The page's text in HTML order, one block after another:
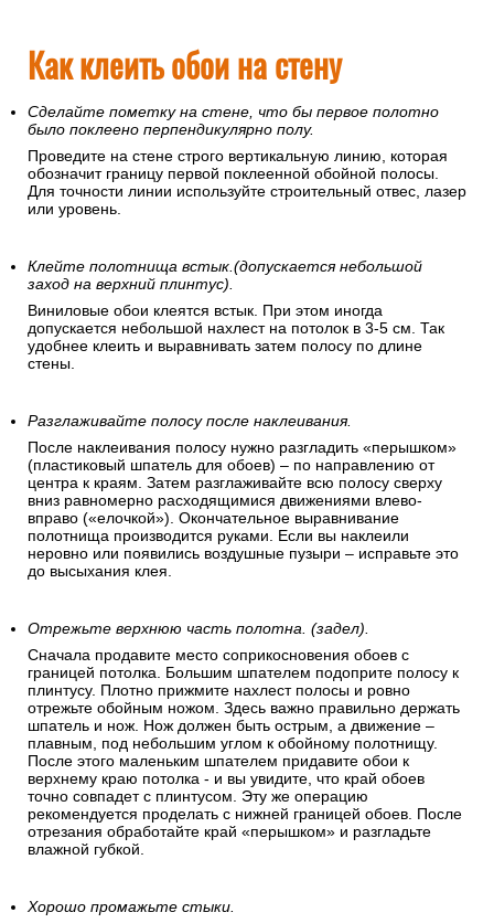
Как клеить обои на стену
Сделайте пометку на стене, что бы первое полотно
было поклеено перпендикулярно полу.
Проведите на стене строго вертикальную линию, которая
обозначит границу первой поклеенной обойной полосы.
Для точности линии используйте строительный отвес, лазер
или уровень.
Клейте полотнища встык.(допускается небольшой
заход на верхний плинтус).
Виниловые обои клеятся встык. При этом иногда
допускается небольшой нахлест на потолок в 3-5 см. Так
удобнее клеить и выравнивать затем полосу по длине
стены.
Разглаживайте полосу после наклеивания.
После наклеивания полосу нужно разгладить «перышком»
(пластиковый шпатель для обоев) – по направлению от
центра к краям. Затем разглаживайте всю полосу сверху
вниз равномерно расходящимися движениями влево-
вправо («елочкой»). Окончательное выравнивание
полотнища производится руками. Если вы наклеили
неровно или появились воздушные пузыри – исправьте это
до высыхания клея.
Отрежьте верхнюю часть полотна. (задел).
Сначала продавите место соприкосновения обоев с
границей потолка. Большим шпателем подоприте полосу к
плинтусу. Плотно прижмите нахлест полосы и ровно
отрежьте обойным ножом. Здесь важно правильно держать
шпатель и нож. Нож должен быть острым, а движение –
плавным, под небольшим углом к обойному полотнищу.
После этого маленьким шпателем придавите обои к
верхнему краю потолка - и вы увидите, что край обоев
точно совпадет с плинтусом. Эту же операцию
рекомендуется проделать с нижней границей обоев. После
отрезания обработайте край «перышком» и разгладьте
влажной губкой.
Хорошо промажьте стыки.